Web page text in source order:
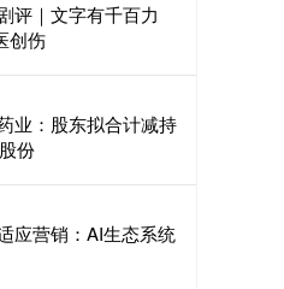
评｜文字有千百力
创伤
业：股东拟合计减持
份
应营销：AI生态系统